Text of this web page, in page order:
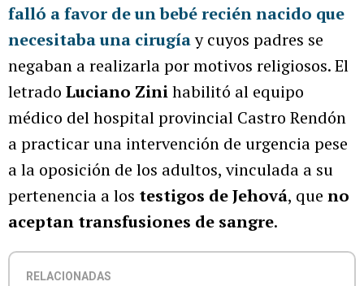
falló a favor de un bebé recién nacido que
necesitaba una cirugíay cuyos padres se
negaban a realizarla por motivos religiosos. El
letrado Luciano Zinihabilitó al equipo
médico del hospital provincial Castro Rendón
a practicar una intervención de urgencia pese
a la oposición de los adultos, vinculada a su
pertenencia a los testigos de Jehová, que no
aceptan transfusiones de sangre.
RELACIONADAS